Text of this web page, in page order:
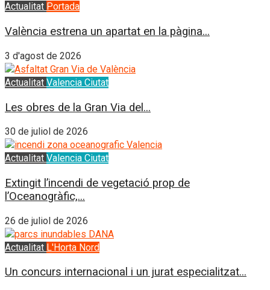
Actualitat Portada
València estrena un apartat en la pàgina...
3 d'agost de 2026
Actualitat Valencia Ciutat
Les obres de la Gran Via del...
30 de juliol de 2026
Actualitat Valencia Ciutat
Extingit l’incendi de vegetació prop de
l’Oceanogràfic,...
26 de juliol de 2026
Actualitat L'Horta Nord
Un concurs internacional i un jurat especialitzat...